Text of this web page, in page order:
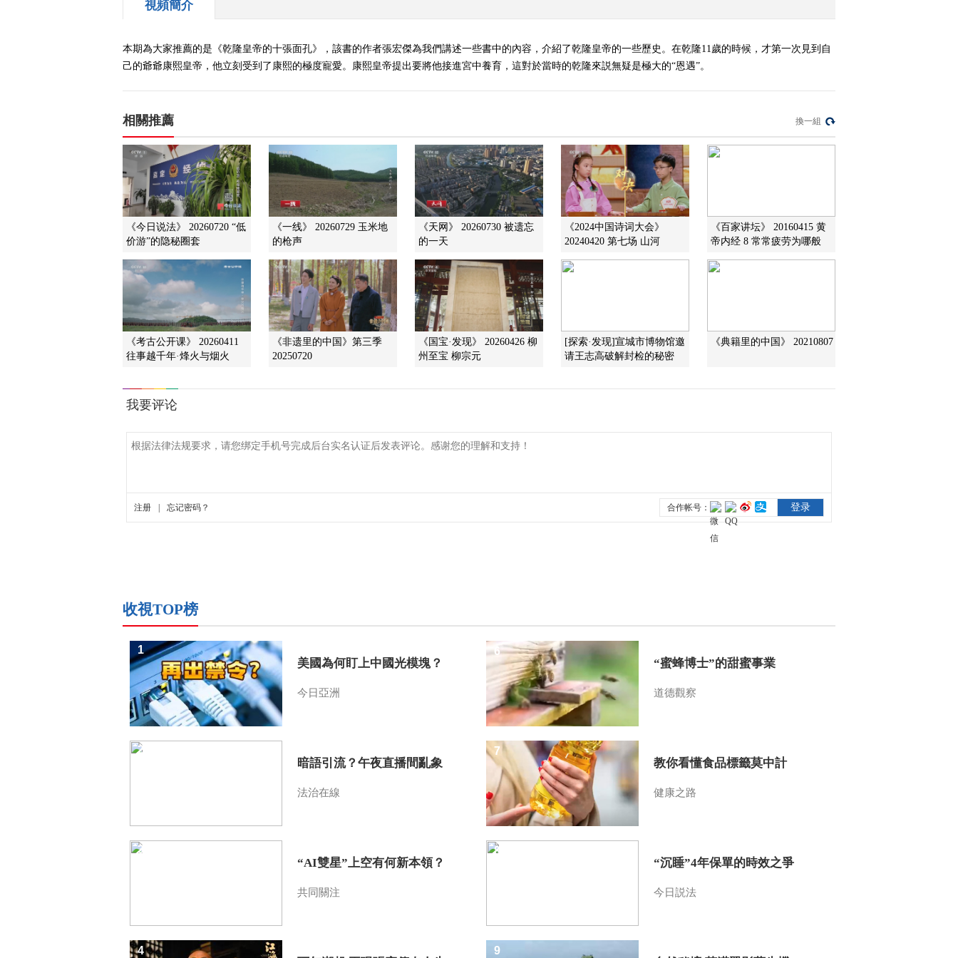
視頻簡介
本期為大家推薦的是《乾隆皇帝的十張面孔》，該書的作者張宏傑為我們講述一些書中的內容，介紹了乾隆皇帝的一些歷史。在乾隆11歲的時候，才第一次見到自
己的爺爺康熙皇帝，他立刻受到了康熙的極度寵愛。康熙皇帝提出要將他接進宮中養育，這對於當時的乾隆來説無疑是極大的“恩遇”。
相關推薦 換一組
《今日说法》 20260720 “低
价游”的隐秘圈套
《一线》 20260729 玉米地
的枪声
《天网》 20260730 被遗忘
的一天
《2024中国诗词大会》
20240420 第七场 山河
《百家讲坛》 20160415 黄
帝内经 8 常常疲劳为哪般
《考古公开课》 20260411
往事越千年·烽火与烟火
《非遗里的中国》第三季
20250720
《国宝·发现》 20260426 柳
州至宝 柳宗元
[探索·发现]宣城市博物馆邀
请王志高破解封检的秘密
《典籍里的中国》 20210807
收視TOP榜
美國為何盯上中國光模塊？
今日亞洲
1
暗語引流？午夜直播間亂象
法治在線
2
“AI雙星”上空有何新本領？
共同關注
3
4
“蜜蜂博士”的甜蜜事業
道德觀察
6
教你看懂食品標籤莫中計
健康之路
7
“沉睡”4年保單的時效之爭
今日説法
8
9